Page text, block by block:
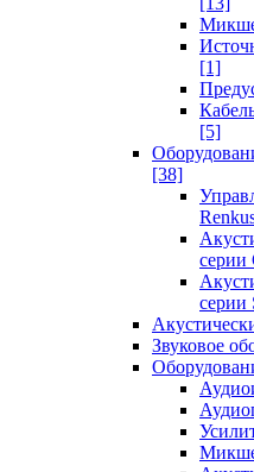
[1]
[5]
[38]
серии
серии
Звуковое